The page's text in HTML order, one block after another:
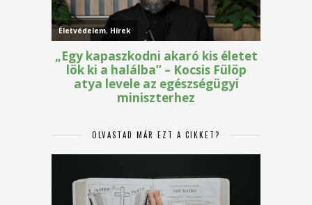
OLVASTAD MÁR EZT A CIKKET?